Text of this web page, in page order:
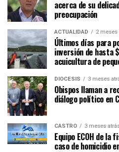
acerca de su
preocupación
ACTUALIDAD 2 meses
Últimos días para
inversión de hasta
acuicultura de
DIÓCESIS 3 meses
Obispos llaman a
diálogo político en
CASTRO 3 meses
Equipo ECOH de
caso de homicidio